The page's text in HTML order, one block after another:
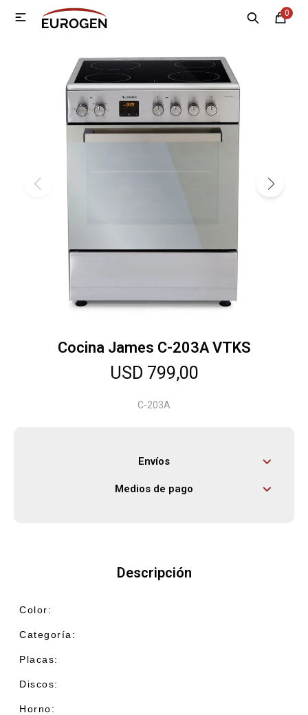
0

Cocina James C-203A VTKS
USD 799,00
C-203A
Envíos
Medios de pago
Descripción
Color:
Categoría:
Placas:
Discos:
Horno:
MI CUENTA
Nosotros Contacto Sucursales
Electrodomésticos
Climatización
Bicicletas
Herramientas